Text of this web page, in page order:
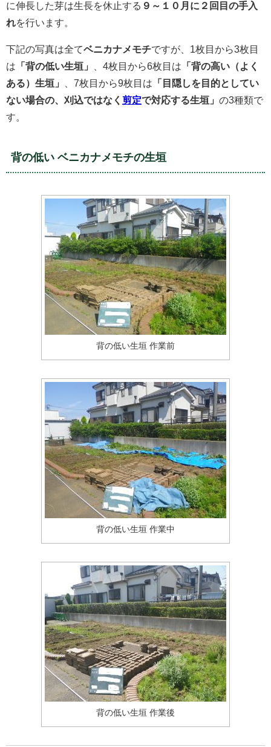
に伸長した芽は生長を休止する ９～１０月に２回目の手入
れを行います。
下記の写真は全てベニカナメモチですが、1枚目から3枚目
は 「背の低い生垣」 、4枚目から6枚目は 「背の高い（よく
ある）生垣」
、7枚目から9枚目は 「目隠しを目的としてい
ない場合の、刈込ではなく 剪定で対応する生垣」 の3種類で
す。
背の低い ベニカナメモチの生垣
背の低い生垣 作業前
背の低い生垣 作業中
背の低い生垣 作業後